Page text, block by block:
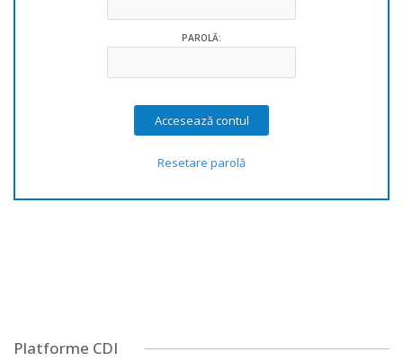
PAROLĂ:
Resetare parolă
Platforme CDI